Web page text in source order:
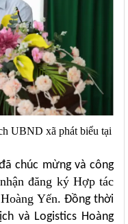
UBND xã phát biểu tại
chúc mừng và công
đăng ký Hợp tác
Yến. Đồng thời
và Logistics Hoàng